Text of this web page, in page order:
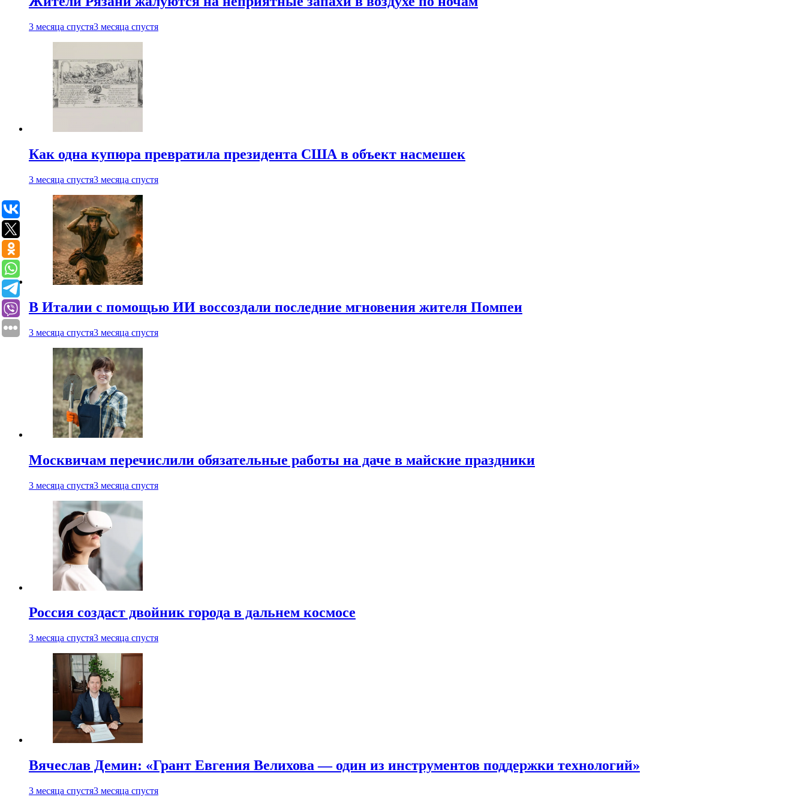
3 месяца спустя3 месяца спустя
Как одна купюра превратила президента США в объект насмешек
3 месяца спустя3 месяца спустя
В Италии с помощью ИИ воссоздали последние мгновения жителя Помпеи
3 месяца спустя3 месяца спустя
Москвичам перечислили обязательные работы на даче в майские праздники
3 месяца спустя3 месяца спустя
Россия создаст двойник города в дальнем космосе
3 месяца спустя3 месяца спустя
Вячеслав Демин: «Грант Евгения Велихова — один из инструментов поддержки технологий»
3 месяца спустя3 месяца спустя